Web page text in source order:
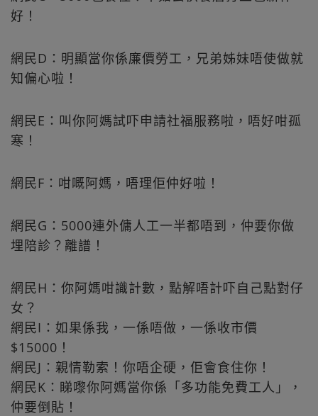
好！
網民D：明顯當你係廉價勞工，兄弟姊妹唔使做就
知偏心啦！
網民E：叫你阿媽試吓申請社福服務啦，唔好咁孤
寒！
網民F：咁嘅阿媽，唔理佢仲好啦！
網民G：5000連外傭人工一半都唔到，仲要你做
埋陪診？離譜！
網民H：你阿媽咁識計數，點解唔計吓自己點對仔
女？
網民I：如果係我，一係唔做，一係收市價
$15000！
網民J：親情勒索！你唔企硬，佢會食住你！
網民K：睇嚟你阿媽當你係「多功能免費工人」，
仲要倒貼！